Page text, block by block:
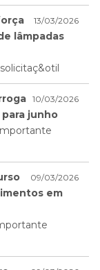
13/03/2026
lâmpadas
10/03/2026
junho
09/03/2026
em